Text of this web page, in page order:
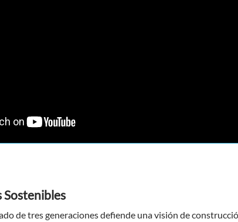
Sostenibles
de tres generaciones defiende una visión de